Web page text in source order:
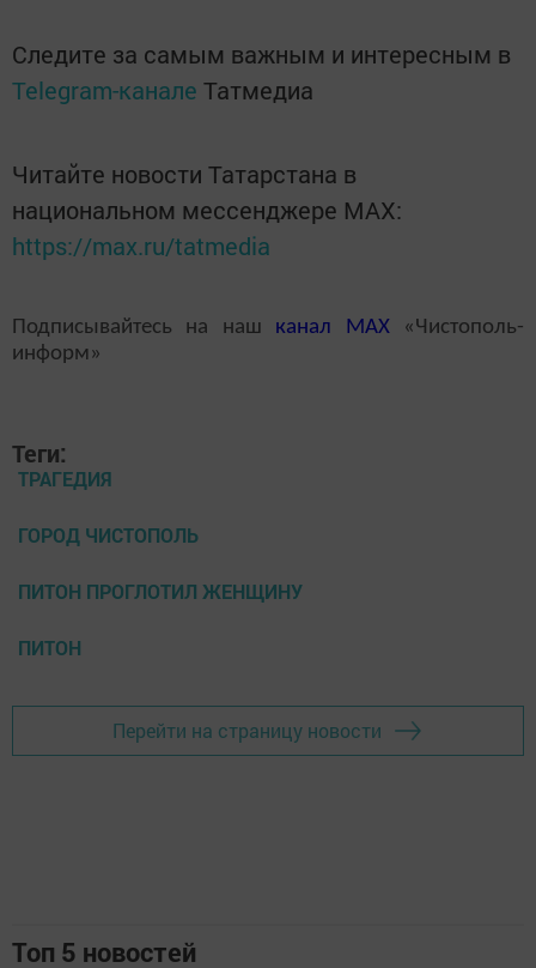
Следите за самым важным и интересным в
Telegram-канале Татмедиа
Читайте новости Татарстана в
национальном мессенджере MАХ:
https://max.ru/tatmedia
Подписывайтесь на наш канал MAX«Чистополь-
информ»
Теги:
ТРАГЕДИЯ
ГОРОД ЧИСТОПОЛЬ
ПИТОН ПРОГЛОТИЛ ЖЕНЩИНУ
ПИТОН
Перейти на страницу новости
Топ 5 новостей